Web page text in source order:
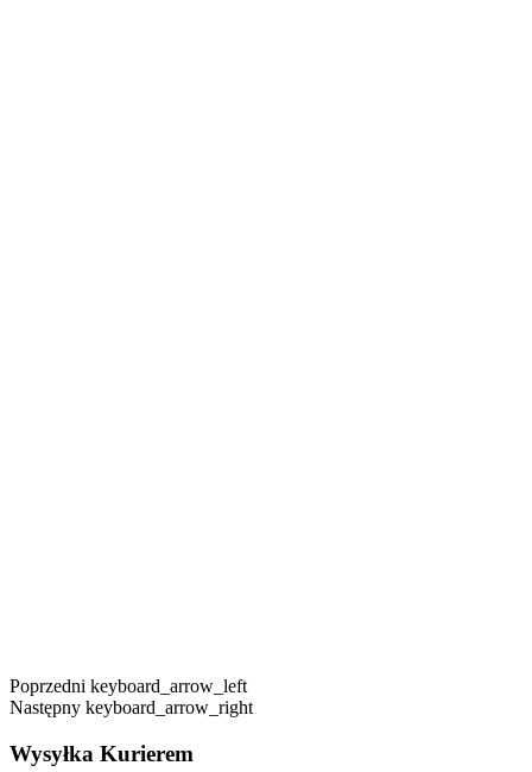
Poprzedni keyboard_arrow_left
Następny keyboard_arrow_right
Wysyłka Kurierem